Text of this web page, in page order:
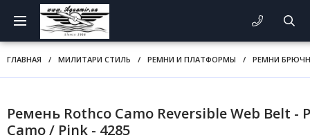
ГЛАВНАЯ / МИЛИТАРИ СТИЛЬ / РЕМНИ И ПЛАТФОРМЫ / РЕМНИ
Ремень Rothco Camo Reversible Web Belt -
Camo / Pink - 4285